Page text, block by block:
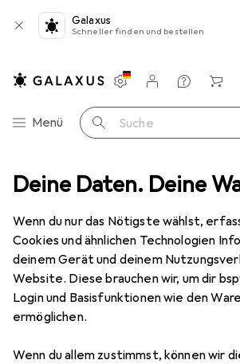
Deine Daten. Deine
Wenn du nur das Nötigste wählst,
Cookies und ähnlichen Technologien
deinem Gerät und deinem
Website. Diese brauchen wir, um dir
Login und Basisfunktionen wie den
ermöglichen.
Wenn du allem zustimmst, können wir
Galaxus
Schneller finden und bestellen
Navigation nach Kategorien
Menü Suche
Einstellungen
Kundenkonto
Vergleichslisten
Merklisten
Warenkorb
Schrauben + Bohren Bohrereinsatz
2 Bilder
MENGENRABATT
Titex Spiralbohrer
EUR
6,93